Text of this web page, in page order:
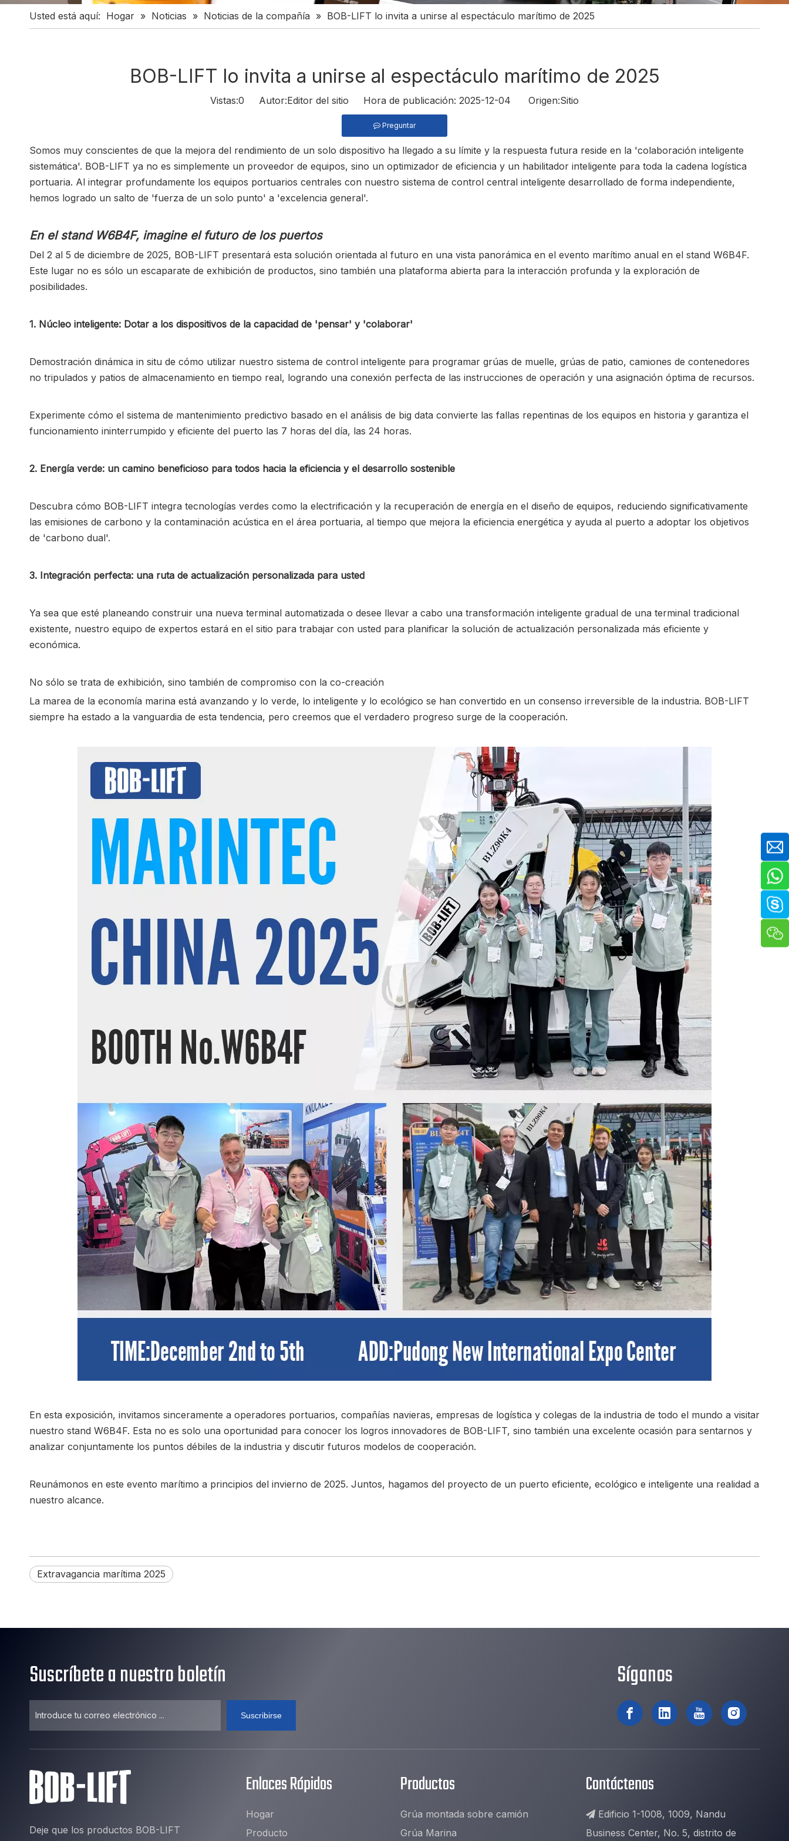
Usted está aquí: Hogar » Noticias » Noticias de la compañía » BOB-LIFT lo invita a unirse al espectáculo marítimo de 2025
BOB-LIFT lo invita a unirse al espectáculo marítimo de 2025
Vistas:0 Autor:Editor del sitio Hora de publicación: 2025-12-04 Origen:Sitio
Preguntar
Somos muy conscientes de que la mejora del rendimiento de un solo dispositivo ha llegado a su límite y la respuesta futura reside en la 'colaboración inteligente
sistemática'. BOB-LIFT ya no es simplemente un proveedor de equipos, sino un optimizador de eficiencia y un habilitador inteligente para toda la cadena logística
portuaria. Al integrar profundamente los equipos portuarios centrales con nuestro sistema de control central inteligente desarrollado de forma independiente,
hemos logrado un salto de 'fuerza de un solo punto' a 'excelencia general'.
En el stand W6B4F, imagine el futuro de los puertos
Del 2 al 5 de diciembre de 2025, BOB-LIFT presentará esta solución orientada al futuro en una vista panorámica en el evento marítimo anual en el stand W6B4F.
Este lugar no es sólo un escaparate de exhibición de productos, sino también una plataforma abierta para la interacción profunda y la exploración de
posibilidades.
1. Núcleo inteligente: Dotar a los dispositivos de la capacidad de 'pensar' y 'colaborar'
Demostración dinámica in situ de cómo utilizar nuestro sistema de control inteligente para programar grúas de muelle, grúas de patio, camiones de contenedores
no tripulados y patios de almacenamiento en tiempo real, logrando una conexión perfecta de las instrucciones de operación y una asignación óptima de recursos.
Experimente cómo el sistema de mantenimiento predictivo basado en el análisis de big data convierte las fallas repentinas de los equipos en historia y garantiza el
funcionamiento ininterrumpido y eficiente del puerto las 7 horas del día, las 24 horas.
2. Energía verde: un camino beneficioso para todos hacia la eficiencia y el desarrollo sostenible
Descubra cómo BOB-LIFT integra tecnologías verdes como la electrificación y la recuperación de energía en el diseño de equipos, reduciendo significativamente
las emisiones de carbono y la contaminación acústica en el área portuaria, al tiempo que mejora la eficiencia energética y ayuda al puerto a adoptar los objetivos
de 'carbono dual'.
3. Integración perfecta: una ruta de actualización personalizada para usted
Ya sea que esté planeando construir una nueva terminal automatizada o desee llevar a cabo una transformación inteligente gradual de una terminal tradicional
existente, nuestro equipo de expertos estará en el sitio para trabajar con usted para planificar la solución de actualización personalizada más eficiente y
económica.
No sólo se trata de exhibición, sino también de compromiso con la co-creación
La marea de la economía marina está avanzando y lo verde, lo inteligente y lo ecológico se han convertido en un consenso irreversible de la industria. BOB-LIFT
siempre ha estado a la vanguardia de esta tendencia, pero creemos que el verdadero progreso surge de la cooperación.
En esta exposición, invitamos sinceramente a operadores portuarios, compañías navieras, empresas de logística y colegas de la industria de todo el mundo a visitar
nuestro stand W6B4F. Esta no es solo una oportunidad para conocer los logros innovadores de BOB-LIFT, sino también una excelente ocasión para sentarnos y
analizar conjuntamente los puntos débiles de la industria y discutir futuros modelos de cooperación.
Reunámonos en este evento marítimo a principios del invierno de 2025. Juntos, hagamos del proyecto de un puerto eficiente, ecológico e inteligente una realidad a
nuestro alcance.
Extravagancia marítima 2025
Suscríbete a nuestro boletín
Suscribirse
Síganos
Deje que los productos BOB-LIFT
Enlaces Rápidos
Hogar
Producto
Productos
Grúa montada sobre camión
Grúa Marina
Contáctenos
 Edificio 1-1008, 1009, Nandu
Business Center, No. 5, distrito de